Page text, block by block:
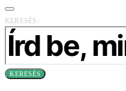
KERESÉS:
KERESÉS